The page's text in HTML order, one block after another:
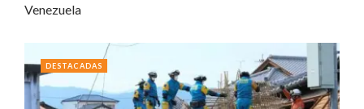
Venezuela
DESTACADAS